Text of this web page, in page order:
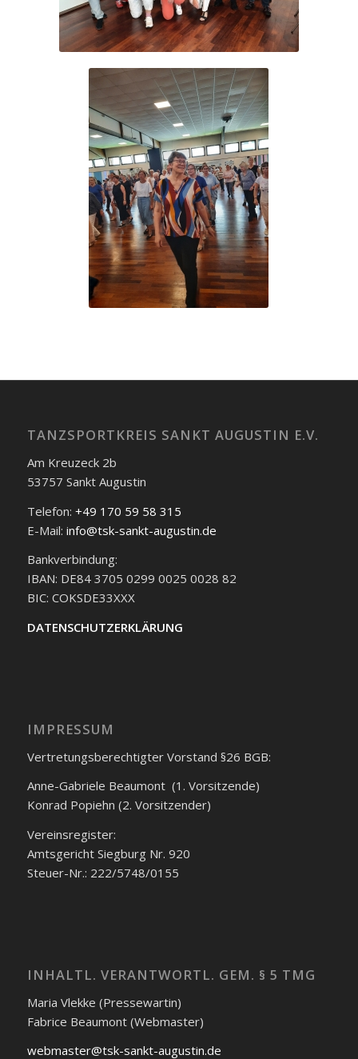
TANZSPORTKREIS SANKT AUGUSTIN E.V.
Am Kreuzeck 2b
53757 Sankt Augustin
Telefon: +49 170 59 58 315
E-Mail: info@tsk-sankt-augustin.de
Bankverbindung:
IBAN: DE84 3705 0299 0025 0028 82
BIC: COKSDE33XXX
DATENSCHUTZERKLÄRUNG
IMPRESSUM
Vertretungsberechtigter Vorstand §26 BGB:
Anne-Gabriele Beaumont (1. Vorsitzende)
Konrad Popiehn (2. Vorsitzender)
Vereinsregister:
Amtsgericht Siegburg Nr. 920
Steuer-Nr.: 222/5748/0155
INHALTL. VERANTWORTL. GEM. § 5 TMG
Maria Vlekke (Pressewartin)
Fabrice Beaumont (Webmaster)
webmaster@tsk-sankt-augustin.de